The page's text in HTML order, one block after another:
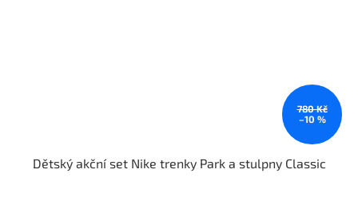
780 Kč
–10 %
Dětský akční set Nike trenky Park a stulpny Classic